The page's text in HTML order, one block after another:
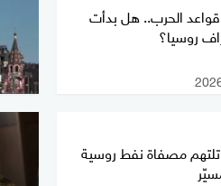
قواعد الحرب.. هل بدأت
روسيا؟
تلتهم مصفاة نفط روسية